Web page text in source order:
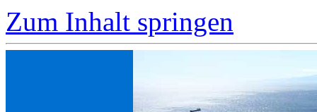
Zum Inhalt springen